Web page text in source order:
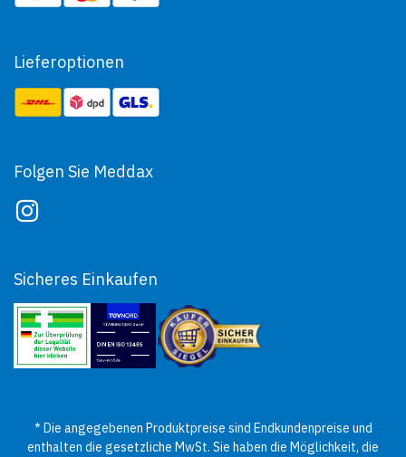
Lieferoptionen
Folgen Sie Meddax
Sicheres Einkaufen
* Die angegebenen Produktpreise sind Endkundenpreise und
enthalten die gesetzliche MwSt. Sie haben die Möglichkeit, die